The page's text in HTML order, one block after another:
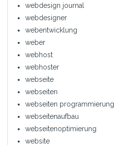
webdesign journal
webdesigner
webentwicklung
weber
webhost
webhoster
webseite
webseiten
webseiten programmierung
webseitenaufbau
webseitenoptimierung
website